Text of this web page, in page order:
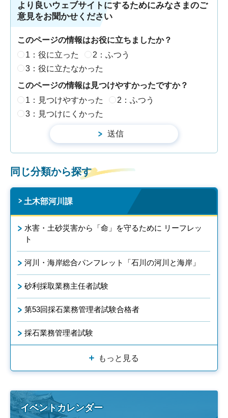
より良いウェブサイトにするためにみなさまのご
意見をお聞かせください
このページの情報はお役に立ちましたか？
1：役に立った
2：ふつう
3：役に立たなかった
このページの情報は見つけやすかったですか？
1：見つけやすかった
2：ふつう
3：見つけにくかった
同じ分類から探す
土木部河川課
水害・土砂災害から「命」を守るために リーフレッ
ト
河川・海岸総合パンフレット「石川の河川と海岸」
砂利採取業務主任者試験
第53回採石業務管理者試験合格者
採石業務管理者試験
もっと見る
イベントカレンダー